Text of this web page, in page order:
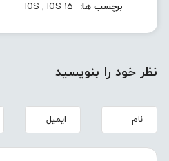
برچسب ها: IOS , IOS 15
نظر خود را بنویسید